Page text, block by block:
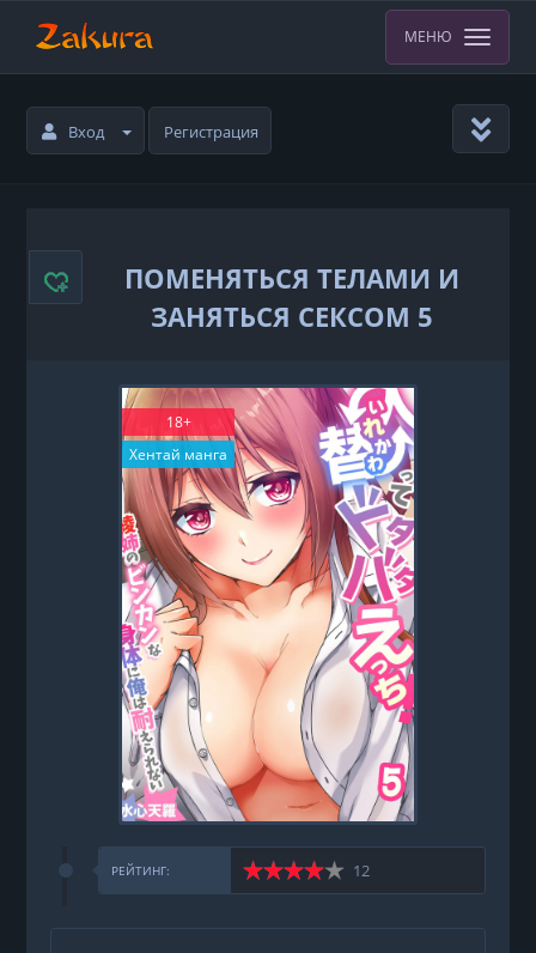
МЕНЮ
Вход Регистрация
ПОМЕНЯТЬСЯ ТЕЛАМИ И
ЗАНЯТЬСЯ СЕКСОМ 5
18+
Хентай манга
РЕЙТИНГ: 12